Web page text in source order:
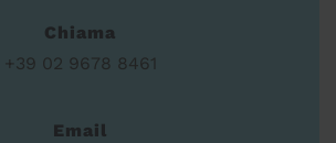
Chiama
+39 02 9678 8461
Email